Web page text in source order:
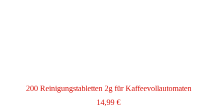
200 Reinigungstabletten 2g für Kaffeevollautomaten
14,99€